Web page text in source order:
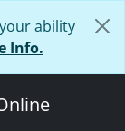
ability
Info.